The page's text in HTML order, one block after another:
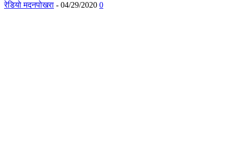
रेडियो मदनपोखरा - 04/29/2020 0